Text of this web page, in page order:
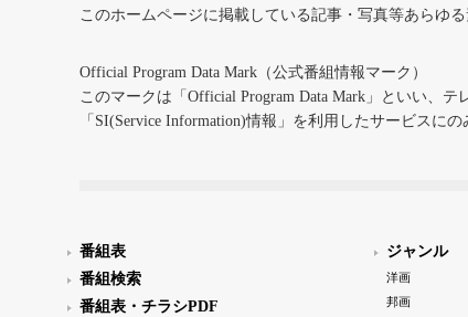
このホームページに掲載している記事・写真等あらゆ
Official Program Data Mark（公式番組情報マーク）
このマークは「Official Program Data Mark」といい、テ
「SI(Service Information)情報」を利用したサービスに
番組表
番組検索
番組表・チラシPDF
ジャンル
洋画
邦画